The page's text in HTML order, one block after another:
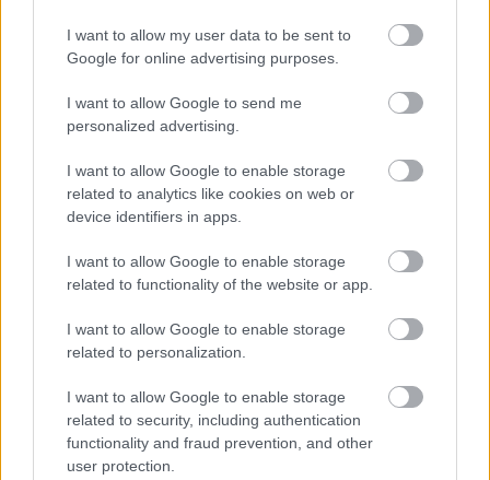
I want to allow my user data to be sent to
Google for online advertising purposes.
I want to allow Google to send me
personalized advertising.
I want to allow Google to enable storage
related to analytics like cookies on web or
device identifiers in apps.
I want to allow Google to enable storage
related to functionality of the website or app.
I want to allow Google to enable storage
related to personalization.
I want to allow Google to enable storage
related to security, including authentication
functionality and fraud prevention, and other
user protection.
Hányasra tudnál felelni a 7. osztályos kémia tantárgyból?
KISZÁMOLOM!
Hol kellene élned, hogy boldog légy?
KISZÁMOLOM!